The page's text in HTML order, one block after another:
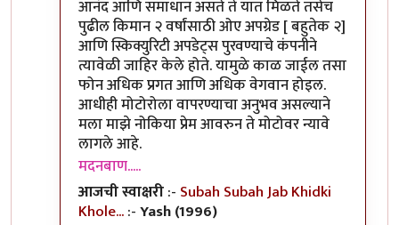
आनंद आणि समाधान असते ते यात मिळते तसेच
पुढील किमान २ वर्षांसाठी ओए अपग्रेड [ बहुतेक २]
आणि स्किक्युरिटी अपडेट्स पुरवण्याचे कंपनीने
त्यावेळी जाहिर केले होते. यामुळे काळ जाईल तसा
फोन अधिक प्रगत आणि अधिक वेगवान होइल.
आधीही मोटोरोला वापरण्याचा अनुभव असल्याने
मला माझे नोकिया प्रेम आवरुन ते मोटोवर न्यावे
लागले आहे.
मदनबाण.....
आजची स्वाक्षरी:- Subah Subah Jab Khidki
Khole...:-Yash (1996)